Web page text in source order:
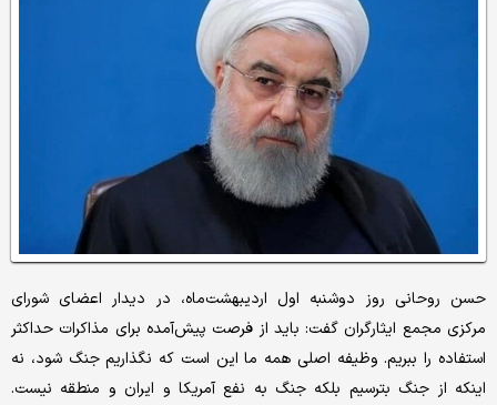
حسن روحانی روز دوشنبه اول اردیبهشت‌ماه، در دیدار اعضای شورای
مرکزی مجمع ایثارگران گفت: باید از فرصت پیش‌آمده برای مذاکرات حداکثر
استفاده را ببریم. وظیفه اصلی همه ما این است که نگذاریم جنگ شود، نه
اینکه از جنگ بترسیم بلکه جنگ به نفع آمریکا و ایران و منطقه نیست.